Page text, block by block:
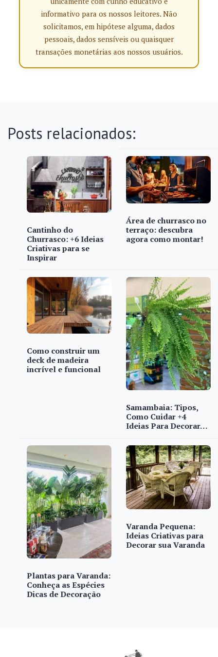
informativo para os nossos leitores. Não
solicitamos, em hipótese alguma, dados
pessoais, dados sensíveis ou quaisquer
transações monetárias aos nossos usuários.
Posts relacionados:
Cantinho do
Churrasco: +6 Ideias
Criativas para se
Inspirar
Área de churrasco no
terraço: descubra
agora como montar!
Como construir um
deck de madeira
incrível e funcional
Samambaia: Tipos,
Como Cuidar +4
Ideias Para Decorar…
Plantas para Varanda:
Conheça as Espécies
Dicas de Decoração
Varanda Pequena:
Ideias Criativas para
Decorar sua Varanda